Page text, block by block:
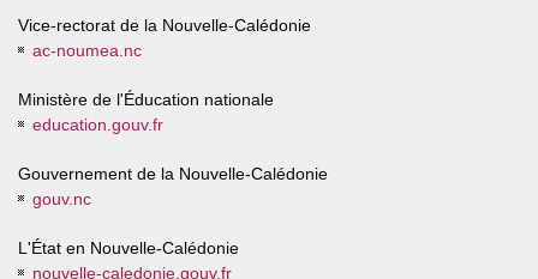
Vice-rectorat de la Nouvelle-Calédonie
ac-noumea.nc
Ministère de l'Éducation nationale
education.gouv.fr
Gouvernement de la Nouvelle-Calédonie
gouv.nc
L'État en Nouvelle-Calédonie
nouvelle-caledonie.gouv.fr